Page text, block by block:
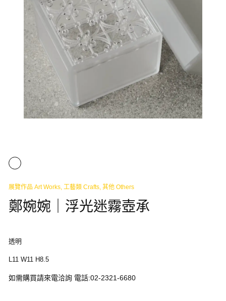
展覽作品 Art Works, 工藝類 Crafts, 其他 Others
鄭婉婉｜浮光迷霧壺承
透明
L11 W11 H8.5
如需購買請來電洽詢 電話:02-2321-6680